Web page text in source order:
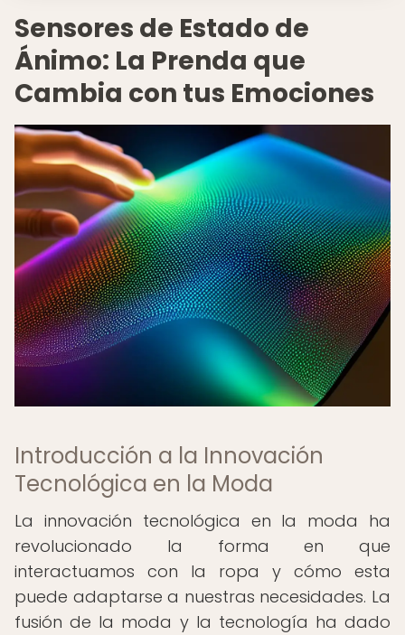
Sensores de Estado de
Ánimo: La Prenda que
Cambia con tus Emociones
Introducción a la Innovación
Tecnológica en la Moda
La innovación tecnológica en la moda ha
revolucionado la forma en que
interactuamos con la ropa y cómo esta
puede adaptarse a nuestras necesidades. La
fusión de la moda y la tecnología ha dado